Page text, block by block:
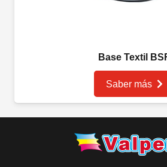
Base Textil
Saber más